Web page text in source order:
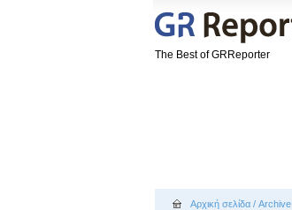
The Best of GRReporter
Αρχική σελίδα / Archive